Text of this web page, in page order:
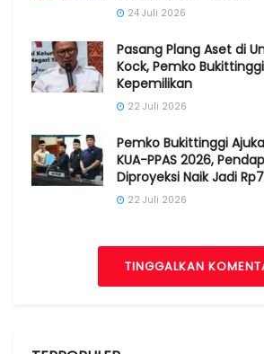
24 Juli 2026
Pasang Plang Aset di
Kock, Pemko
Kepemilikan
22 Juli 2026
Pemko Bukittinggi
KUA-PPAS 2026,
Diproyeksi Naik Jadi
22 Juli 2026
TINGGALKAN